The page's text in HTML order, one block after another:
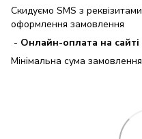
Скидуємо SMS з
оформлення замовлення
- Онлайн-оплата на сайті
Мінімальна сума